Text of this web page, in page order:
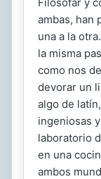
ambas, han
una a la
la misma
como nos
devorar un
algo de
ingeniosas
laboratorio
en una
ambos